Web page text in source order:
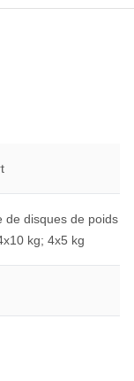
de disques de poids
kg; 4x5 kg